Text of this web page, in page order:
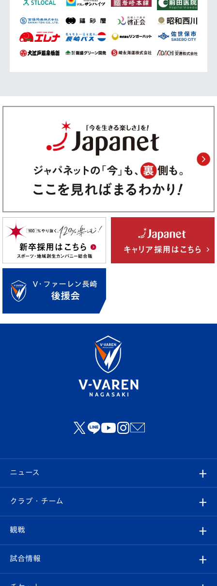
ニュース
すべて
クラブ
試合情報
クラブ・チーム
クラブ概要
観戦
観戦ルール
試合情報